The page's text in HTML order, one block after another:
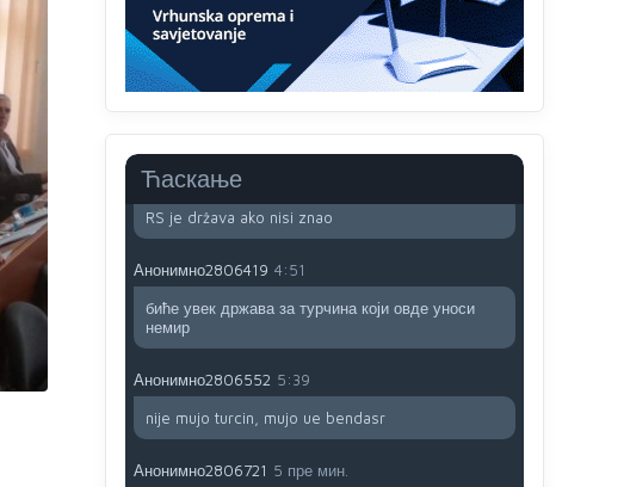
Ћаскање
Pavle D u d l a č
Анонимно2806339 4:23
Анонимно2806339
RS je država ako nisi znao
Анонимно2806419 4:51
биће увек држава за турчина који овде уноси
немир
Анонимно2806552 5:39
nije mujo turcin, mujo ue bendasr
Анонимно2806721 5 пре мин.